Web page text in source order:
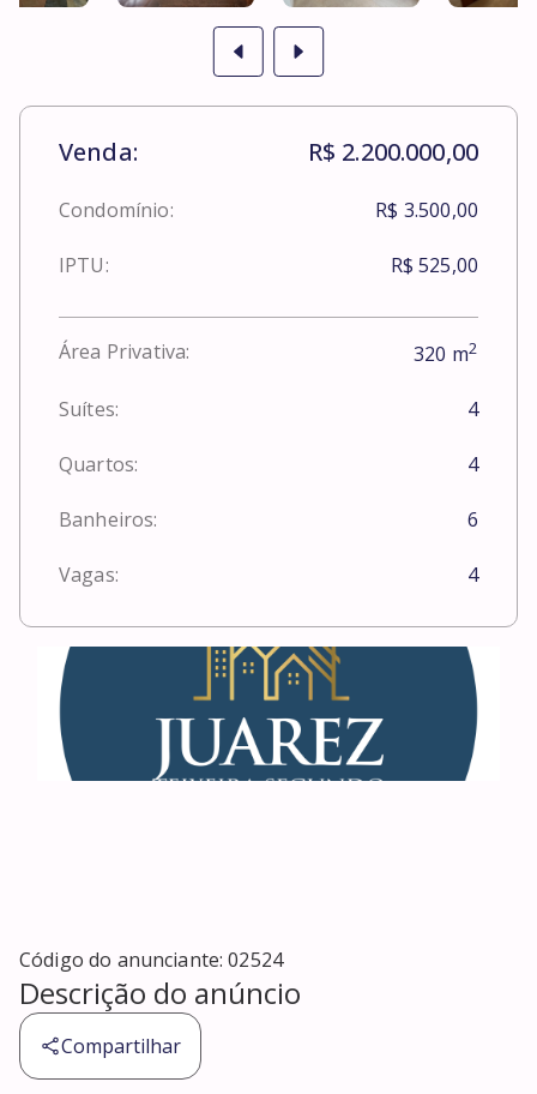
Venda: R$ 2.200.000,00
Condomínio: R$ 3.500,00
IPTU: R$ 525,00
Área Privativa: 320 m2
Suítes: 4
Quartos: 4
Banheiros: 6
Vagas: 4
Código do anunciante:02524
Descrição do anúncio
Compartilhar